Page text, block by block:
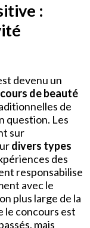
:
devenu un
de beauté
de
question. Les
sur
divers types
des
responsabilise
avec le
plus large de la
le concours est
mais